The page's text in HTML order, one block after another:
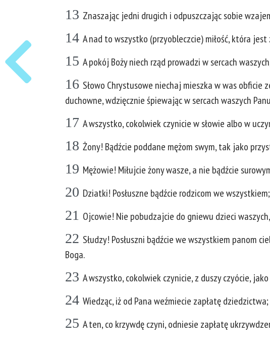
13 Znaszając jedni drugich i odpuszczając sobie
14 A nad to wszystko (przyobleczcie) miłość, która jest
15 A pokój Boży niech rząd prowadzi w sercach
16 Słowo Chrystusowe niechaj mieszka w was obficie
duchowne, wdzięcznie śpiewając w sercach waszych
17 A wszystko, cokolwiek czynicie w słowie albo w
18 Żony! Bądźcie poddane mężom swym, tak jako
19 Mężowie! Miłujcie żony wasze, a nie bądźcie
20 Dziatki! Posłuszne bądźcie rodzicom we
21 Ojcowie! Nie pobudzajcie do gniewu dzieci
22 Słudzy! Posłuszni bądźcie we wszystkiem panom
Boga.
23 A wszystko, cokolwiek czynicie, z duszy czyócie,
24 Wiedząc, iż od Pana weźmiecie zapłatę
25 A ten, co krzywdę czyni, odniesie zapłatę